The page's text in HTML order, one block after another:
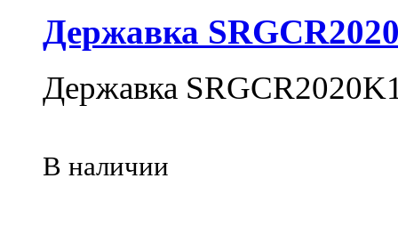
Державка
Державка
В наличии